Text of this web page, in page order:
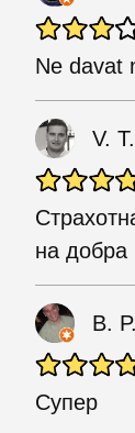
Ne davat
V. T.
на добра
B. P.
Супер